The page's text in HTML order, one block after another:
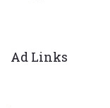
Ad Links